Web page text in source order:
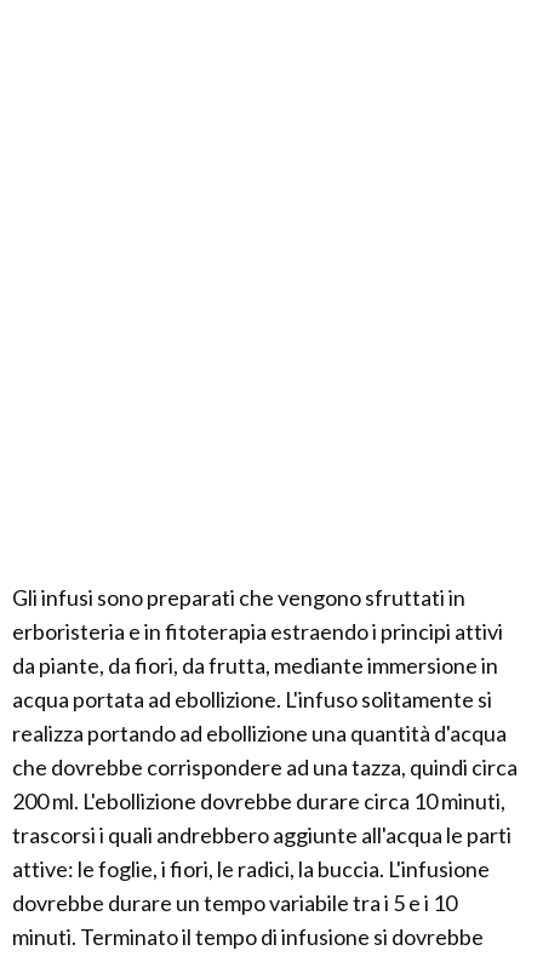
Gli infusi sono preparati che vengono sfruttati in
erboristeria e in fitoterapia estraendo i principi attivi
da piante, da fiori, da frutta, mediante immersione in
acqua portata ad ebollizione. L'infuso solitamente si
realizza portando ad ebollizione una quantità d'acqua
che dovrebbe corrispondere ad una tazza, quindi circa
200 ml. L'ebollizione dovrebbe durare circa 10 minuti,
trascorsi i quali andrebbero aggiunte all'acqua le parti
attive: le foglie, i fiori, le radici, la buccia. L'infusione
dovrebbe durare un tempo variabile tra i 5 e i 10
minuti. Terminato il tempo di infusione si dovrebbe